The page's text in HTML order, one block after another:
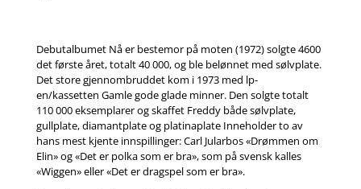
Debutalbumet Nå er bestemor på moten (1972) solgte 4600
det første året, totalt 40 000, og ble belønnet med sølvplate.
Det store gjennombruddet kom i 1973 med lp-
en/kassetten Gamle gode glade minner. Den solgte totalt
110 000 eksemplarer og skaffet Freddy både sølvplate,
gullplate, diamantplate og platinaplate Inneholder to av
hans mest kjente innspillinger: Carl Jularbos «Drømmen om
Elin» og «Det er polka som er bra», som på svensk kalles
«Wiggen» eller «Det er dragspel som er bra».